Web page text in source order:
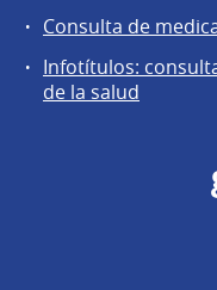
Consulta de
Infotítulos:
de la salud